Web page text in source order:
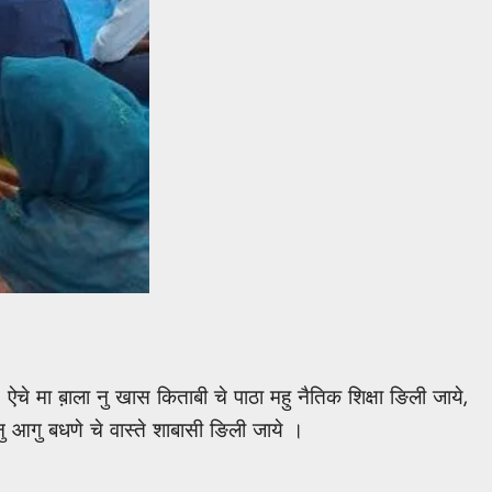
ब़ाला नु खास किताबी चे पाठा महु नैतिक शिक्षा ङिली जाये,
आगु बधणे चे वास्ते शाबासी ङिली जाये ।